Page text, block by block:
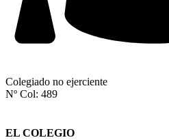
Colegiado no ejerciente
Nº Col: 489
EL COLEGIO